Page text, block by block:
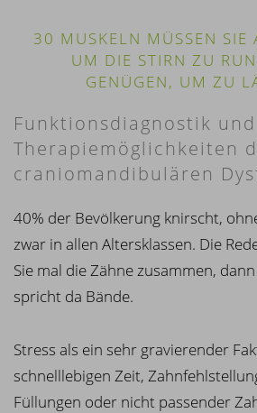
30 MUSKELN MÜSSEN SIE
UM DIE STIRN ZU
GENÜGEN, UM ZU
Funktionsdiagnostik und
Therapiemöglichkeiten
craniomandibulären
40% der Bevölkerung knirscht,
zwar in allen Altersklassen. Die
Sie mal die Zähne zusammen,
spricht da Bände.
Stress als ein sehr gravierender
schnelllebigen Zeit,
Füllungen oder nicht passender